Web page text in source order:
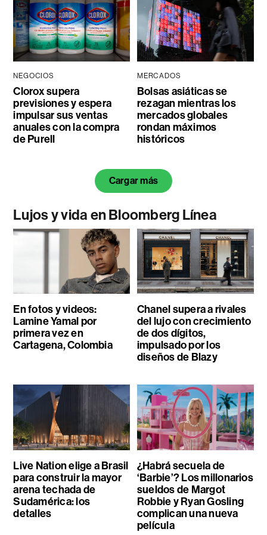
NEGOCIOS
Clorox supera
previsiones y espera
impulsar sus ventas
anuales con la compra
de Purell
MERCADOS
Bolsas asiáticas se
rezagan mientras los
mercados globales
rondan máximos
históricos
Cargar más
Lujos y vida en Bloomberg Línea
En fotos y videos:
Lamine Yamal por
primera vez en
Cartagena, Colombia
Chanel supera a rivales
del lujo con crecimiento
de dos dígitos,
impulsado por los
diseños de Blazy
Live Nation elige a Brasil
para construir la mayor
arena techada de
Sudamérica: los
detalles
¿Habrá secuela de
‘Barbie’? Los millonarios
sueldos de Margot
Robbie y Ryan Gosling
complican una nueva
película